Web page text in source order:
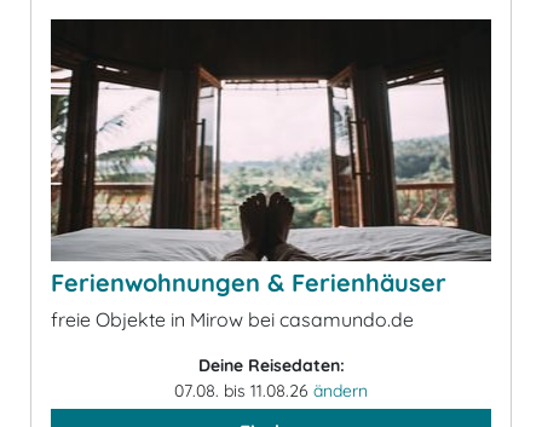
Ferienwohnungen & Ferienhäuser
freie Objekte in Mirow bei casamundo.de
Deine Reisedaten:
07.08. bis 11.08.26 ändern